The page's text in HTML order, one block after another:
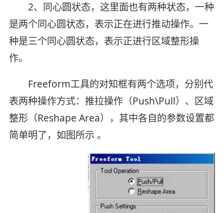
2、同心圆状态，这里面也有两种状态，一种
是两个同心圆状态，表示正在进行推动操作。一
种是三个同心圆状态，表示正进行区域整形操
作。
Freeform工具的对知框有两个选项，分别代
表两种操作方式：推拉操作（Push\Pull）、区域
整形（Reshape Area），其中各自的参数设置都
简单明了，如图所示 。